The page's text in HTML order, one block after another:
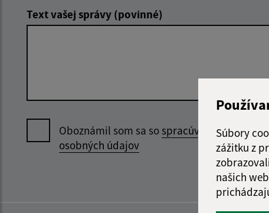
Súbory
zážitku z
našich
Text vašej správy (povinné)
Oboznámil som sa sospracúvaním
osobných údajov